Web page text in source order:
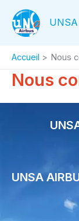
contenu
Accueil Nous
Nous
UNSA